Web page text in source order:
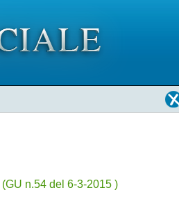
(GU n.54 del 6-3-2015 )